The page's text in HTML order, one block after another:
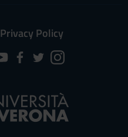
Privacy Policy